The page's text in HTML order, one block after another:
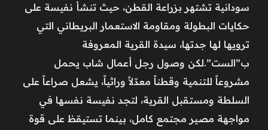
سودانية تشتهر بزراعة القطن، حيث تنشأ نفيسة على
حكايات البطولة ومقاومة الاستعمار البريطاني التي
ترويها لها جدتها، سيدة القرية المعروفة
ب”الست”.لكن وصول رجل أعمال شاب يحمل
مشروعاً للتنمية وقطناً معدّلاً وراثياً، يشعل صراعاً على
السلطة ومستقبل القرية، لتجد نفيسة نفسها في
مواجهة مصير مجتمع كامل، بينما تستيقظ على قوة